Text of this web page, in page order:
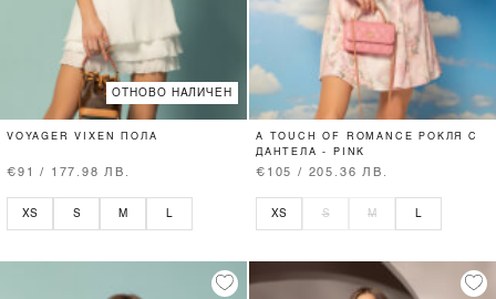
ОТНОВО НАЛИЧЕН
VOYAGER VIXEN ПОЛА
€91 / 177.98 ЛВ.
XS S M
A TOUCH OF ROMANCE РОКЛЯ С
ДАНТЕЛА - PINK
€105 / 205.36 ЛВ.
XS S M